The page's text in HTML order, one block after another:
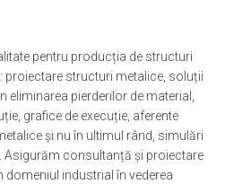
pentru producția de structuri
proiectare structuri metalice, soluții
eliminarea pierderilor de material,
grafice de execuție, aferente
și nu în ultimul rând, simulări
Asigurăm consultanță și proiectare
domeniul industrial în vederea